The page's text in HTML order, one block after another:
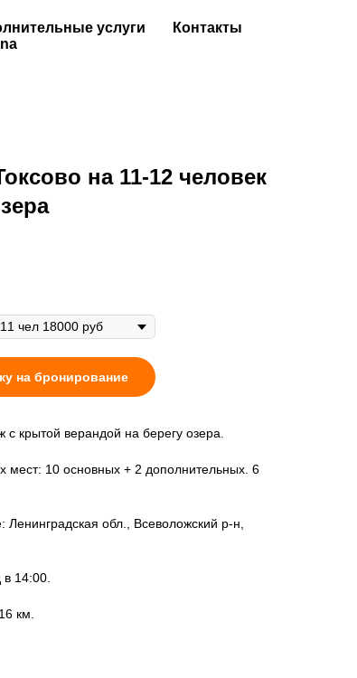
услуги
Контакты
на 11-12 человек
на бронирование
с крытой верандой на берегу озера.
мест: 10 основных + 2 дополнительных. 6
Ленинградская обл., Всеволожский р-н,
в 14:00.
км.